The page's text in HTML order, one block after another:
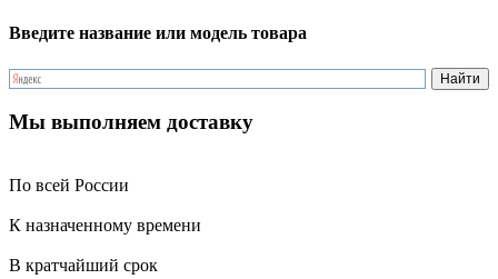
Введите название или модель товара
Мы выполняем доставку
По всей России
К назначенному времени
В кратчайший срок